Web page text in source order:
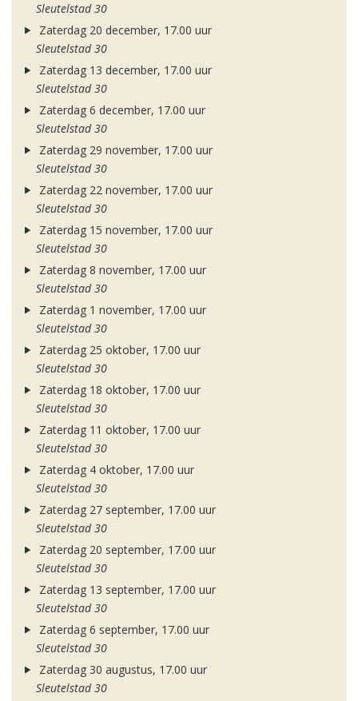
Sleutelstad 30
Zaterdag 20 december, 17.00 uur
Sleutelstad 30
Zaterdag 13 december, 17.00 uur
Sleutelstad 30
Zaterdag 6 december, 17.00 uur
Sleutelstad 30
Zaterdag 29 november, 17.00 uur
Sleutelstad 30
Zaterdag 22 november, 17.00 uur
Sleutelstad 30
Zaterdag 15 november, 17.00 uur
Sleutelstad 30
Zaterdag 8 november, 17.00 uur
Sleutelstad 30
Zaterdag 1 november, 17.00 uur
Sleutelstad 30
Zaterdag 25 oktober, 17.00 uur
Sleutelstad 30
Zaterdag 18 oktober, 17.00 uur
Sleutelstad 30
Zaterdag 11 oktober, 17.00 uur
Sleutelstad 30
Zaterdag 4 oktober, 17.00 uur
Sleutelstad 30
Zaterdag 27 september, 17.00 uur
Sleutelstad 30
Zaterdag 20 september, 17.00 uur
Sleutelstad 30
Zaterdag 13 september, 17.00 uur
Sleutelstad 30
Zaterdag 6 september, 17.00 uur
Sleutelstad 30
Zaterdag 30 augustus, 17.00 uur
Sleutelstad 30